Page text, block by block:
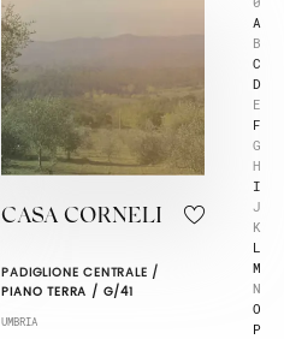
A
B
C
D
E
F
G
H
I
J
K
L
M
N
O
P
CASA CORNELI
PADIGLIONE CENTRALE /
PIANO TERRA / G/41
UMBRIA